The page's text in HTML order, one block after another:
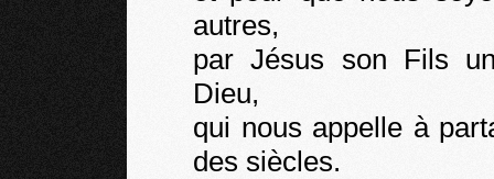
autres,
par Jésus son Fils
Dieu,
qui nous appelle à
des siècles.